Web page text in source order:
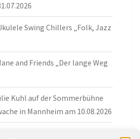
Swing Chillers „Folk, Jazz
and Friends „Der lange Weg
Kuhl auf der Sommerbühne
in Mannheim am 10.08.2026